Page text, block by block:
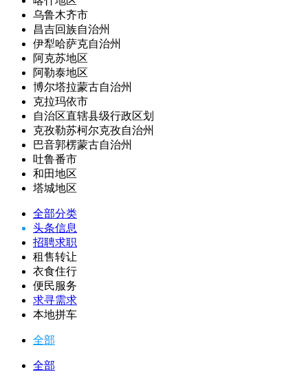
乌鲁木齐市
昌吉回族自治州
伊犁哈萨克自治州
阿克苏地区
阿勒泰地区
博尔塔拉蒙古自治州
克拉玛依市
自治区直辖县级行政区划
克孜勒苏柯尔克孜自治州
巴音郭楞蒙古自治州
吐鲁番市
和田地区
塔城地区
全部分类
头条信息
招聘求职
租售转让
衣食住行
便民服务
求寻需求
本地拼车
全部
全部